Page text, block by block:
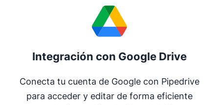
Integración con Google Drive
Conecta tu cuenta de Google con Pipedrive
para acceder y editar de forma eficiente